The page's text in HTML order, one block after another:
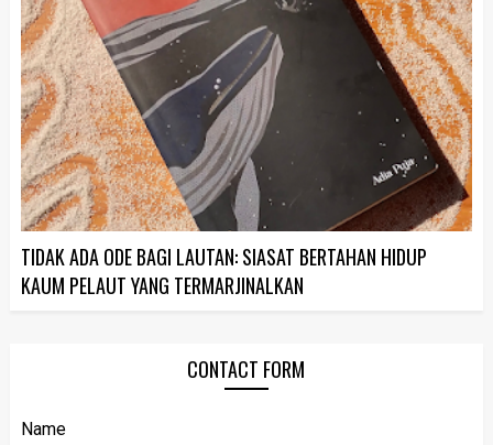
TIDAK ADA ODE BAGI LAUTAN: SIASAT BERTAHAN HIDUP
KAUM PELAUT YANG TERMARJINALKAN
CONTACT FORM
Name